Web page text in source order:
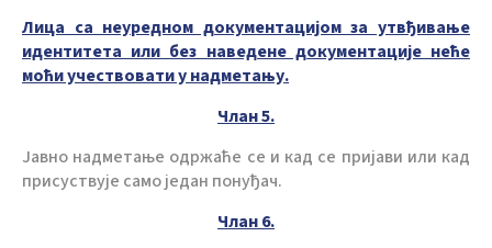
Лица са неуредном документацијом за утвђивање
идентитета или без наведене документације неће
моћи учествовати у надметању.
Члан 5.
Јавно надметање одржаће се и кад се пријави или кад
присуствује само један понуђач.
Члан 6.